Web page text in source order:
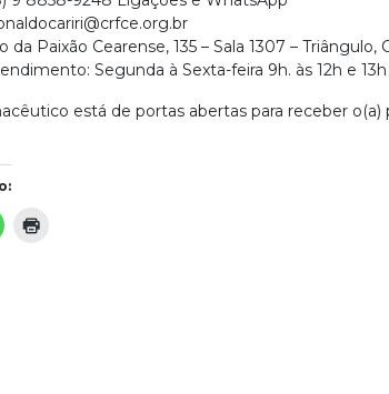
da Paixão Cearense, 135 – Sala 1307 –
Segunda à Sexta-feira 9h. às 12h e 13h
está de portas abertas para receber